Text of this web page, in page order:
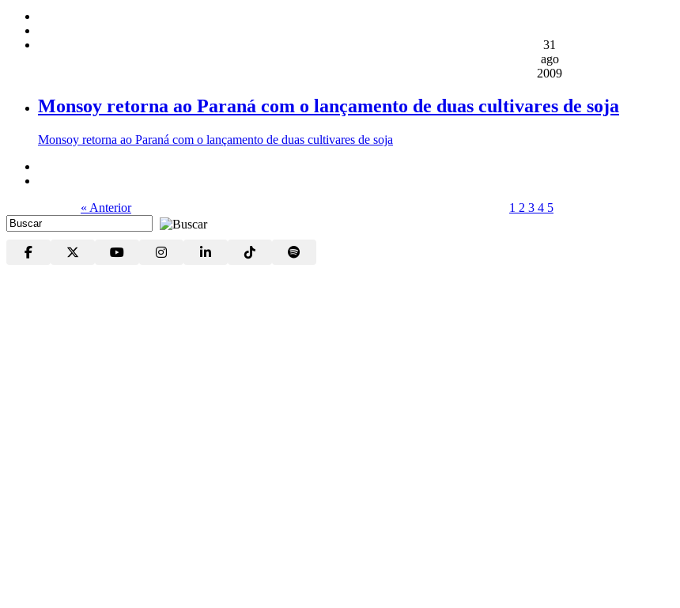
31
ago
2009
Monsoy retorna ao Paraná com o lançamento de duas cultivares de soja
Monsoy retorna ao Paraná com o lançamento de duas cultivares de soja
« Anterior 1 2 3 4 5